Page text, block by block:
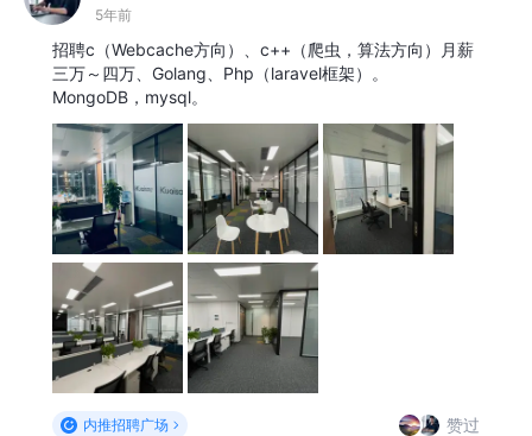
5年前
招聘c（Webcache方向）、c++（爬虫，算法方向）月薪
三万～四万、Golang、Php（laravel框架）。
MongoDB，mysql。
内推招聘广场 赞过